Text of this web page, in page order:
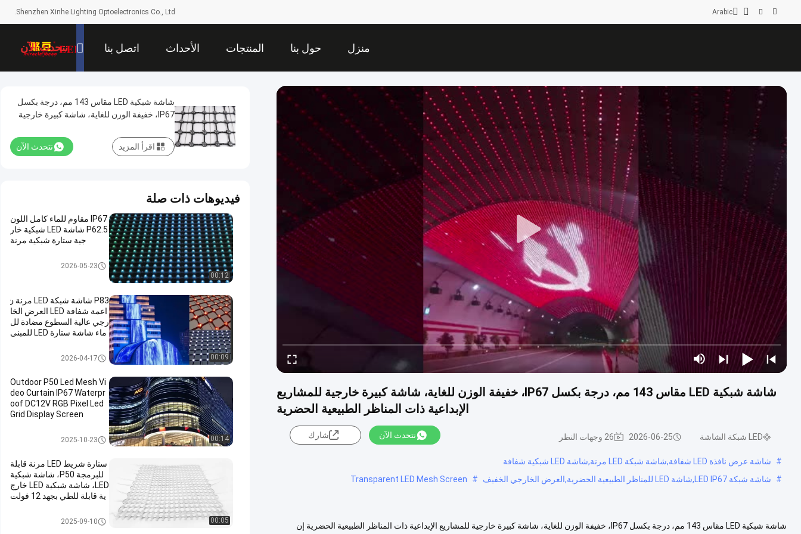
Shenzhen Xinhe Lighting Optoelectronics Co., Ltd. Arabic
منزل حول بنا المنتجات الأحداث اتصل بنا نتحدث الآن
شاشة شبكية LED مقاس 143 مم، درجة بكسل IP67، خفيفة الوزن للغاية، شاشة كبيرة خارجية للمشاريع
الإبداعية ذات المناظر الطبيعية الحضرية
LED شبكة الشاشة 2026-06-25 26 وجهات النظر نتحدث الآن شارك
#
شاشة عرض نافذة LED شفافة,شاشة شبكة LED مرنة,شاشة LED شبكية شفافة
#
شاشة شبكة LED IP67,شاشة LED للمناظر الطبيعية الحضرية,العرض الخارجي الخفيف #
Transparent LED Mesh Screen
شاشة شبكية LED مقاس 143 مم، درجة بكسل IP67، خفيفة الوزن للغاية، شاشة كبيرة خارجية للمشاريع الإبداعية ذات المناظر الطبيعية الحضرية إن
شاشة شبكية LED مقاس 143 مم، درجة بكسل
IP67، خفيفة الوزن للغاية، شاشة كبيرة خارجية
نتحدث الآن اقرأ المزيد
فيديوهات ذات صلة
00:12
IP67 مقاوم للماء كامل اللون
P62.5 شاشة LED شبكية خار
جية ستارة شبكية مرنة
LED شبكة الشاشة2026-05-23
00:09
P83 شاشة شبكة LED مرنة ن
اعمة شفافة LED العرض الخا
رجي عالية السطوع مضادة لل
ماء شاشة ستارة LED للمبنى
خلفية العرض الإعلاني
LED شبكة الشاشة2026-04-17
00:14
Outdoor P50 Led Mesh Vi
deo Curtain IP67 Waterpr
oof DC12V RGB Pixel Led
Grid Display Screen
LED شبكة الشاشة2025-10-23
00:05
ستارة شريط LED مرنة قابلة
للبرمجة P50، شاشة شبكية
LED، شاشة شبكية LED خارج
ية قابلة للطي بجهد 12 فولت
LED شبكة الشاشة2025-09-10